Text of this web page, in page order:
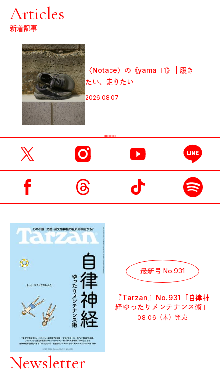
Articles
新着記事
〈Notace〉の《yama T1》 | 履き
たい、走りたい
2026.08.07
最新号 No.931
『Tarzan』No.931「自律神
経ゆったりメンテナンス術」
08.06（木）発売
Newsletter